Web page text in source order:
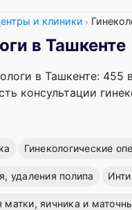
и клиники
в Ташкенте
в Ташкенте: 455
консультации
Гинекологические
удаления полипа
матки, яичника и